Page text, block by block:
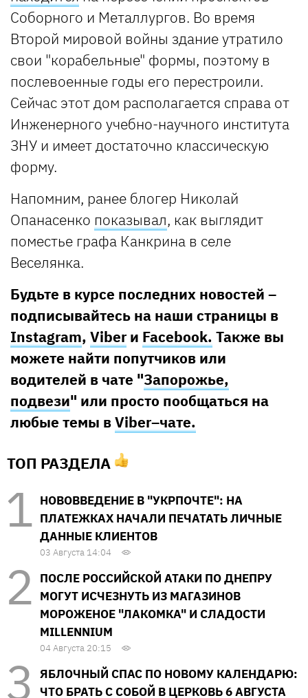
Соборного и Металлургов. Во время
Второй мировой войны здание утратило
свои "корабельные" формы, поэтому в
послевоенные годы его перестроили.
Сейчас этот дом располагается справа от
Инженерного учебно-научного института
ЗНУ и имеет достаточно классическую
форму.
Напомним, ранее блогер Николай
Опанасенко показывал, как выглядит
поместье графа Канкрина в селе
Веселянка.
Будьте в курсе последних новостей –
подписывайтесь на наши страницы в
Instagram, Viber и Facebook. Также вы
можете найти попутчиков или
водителей в чате "Запорожье,
подвези" или просто пообщаться на
любые темы вViber–чате.
ТОП РАЗДЕЛА
НОВОВВЕДЕНИЕ В "УКРПОЧТЕ": НА
ПЛАТЕЖКАХ НАЧАЛИ ПЕЧАТАТЬ ЛИЧНЫЕ
ДАННЫЕ КЛИЕНТОВ
03 Августа 14:04
ПОСЛЕ РОССИЙСКОЙ АТАКИ ПО ДНЕПРУ
МОГУТ ИСЧЕЗНУТЬ ИЗ МАГАЗИНОВ
МОРОЖЕНОЕ "ЛАКОМКА" И СЛАДОСТИ
MILLENNIUM
04 Августа 20:15
ЯБЛОЧНЫЙ СПАС ПО НОВОМУ КАЛЕНДАРЮ:
ЧТО БРАТЬ С СОБОЙ В ЦЕРКОВЬ 6 АВГУСТА